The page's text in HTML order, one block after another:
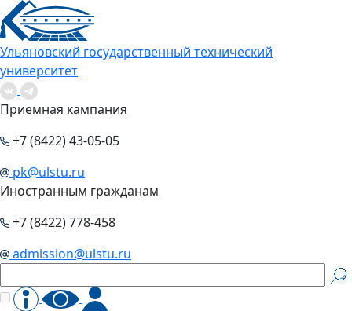
Ульяновский государственный технический
университет
Приемная кампания
+7 (8422) 43-05-05
pk@ulstu.ru
Иностранным гражданам
+7 (8422) 778-458
admission@ulstu.ru